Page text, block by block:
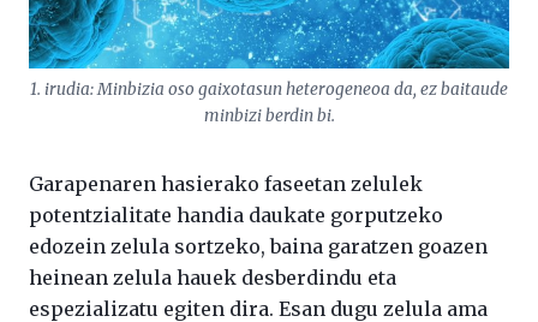
1. irudia: Minbizia oso gaixotasun heterogeneoa da, ez baitaude
minbizi berdin bi.
Garapenaren hasierako faseetan zelulek
potentzialitate handia daukate gorputzeko
edozein zelula sortzeko, baina garatzen goazen
heinean zelula hauek desberdindu eta
espezializatu egiten dira. Esan dugu zelula ama